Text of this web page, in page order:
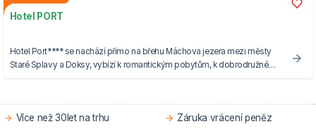
Hotel PORT
Hotel Port**** se nachází přímo na břehu Máchova jezera mezi městy
Staré Splavy a Doksy, vybízí k romantickým pobytům, k dobrodružné
Více než 30let na trhu Záruka vrácení peněz